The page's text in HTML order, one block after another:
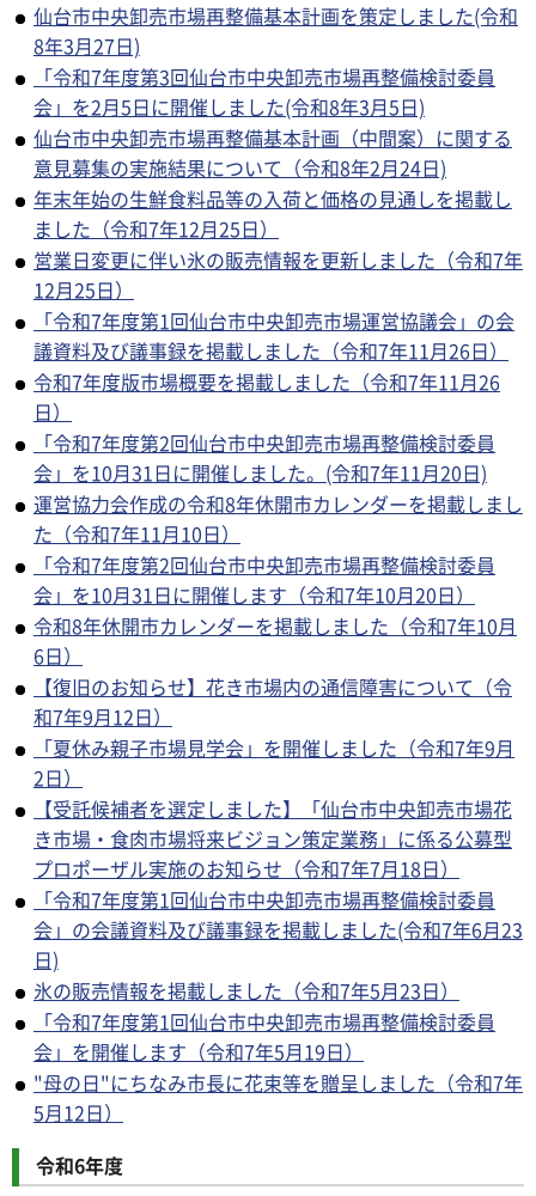
仙台市中央卸売市場再整備基本計画を策定しました(令和
8年3月27日)
「令和7年度第3回仙台市中央卸売市場再整備検討委員
会」を2月5日に開催しました(令和8年3月5日)
仙台市中央卸売市場再整備基本計画（中間案）に関する
意見募集の実施結果について（令和8年2月24日)
年末年始の生鮮食料品等の入荷と価格の見通しを掲載し
ました（令和7年12月25日）
営業日変更に伴い氷の販売情報を更新しました（令和7年
12月25日）
「令和7年度第1回仙台市中央卸売市場運営協議会」の会
議資料及び議事録を掲載しました（令和7年11月26日）
令和7年度版市場概要を掲載しました（令和7年11月26
日）
「令和7年度第2回仙台市中央卸売市場再整備検討委員
会」を10月31日に開催しました。(令和7年11月20日)
運営協力会作成の令和8年休開市カレンダーを掲載しまし
た（令和7年11月10日）
「令和7年度第2回仙台市中央卸売市場再整備検討委員
会」を10月31日に開催します（令和7年10月20日）
令和8年休開市カレンダーを掲載しました（令和7年10月
6日）
【復旧のお知らせ】花き市場内の通信障害について（令
和7年9月12日）
「夏休み親子市場見学会」を開催しました（令和7年9月
2日）
【受託候補者を選定しました】「仙台市中央卸売市場花
き市場・食肉市場将来ビジョン策定業務」に係る公募型
プロポーザル実施のお知らせ（令和7年7月18日）
「令和7年度第1回仙台市中央卸売市場再整備検討委員
会」の会議資料及び議事録を掲載しました(令和7年6月23
日)
氷の販売情報を掲載しました（令和7年5月23日）
「令和7年度第1回仙台市中央卸売市場再整備検討委員
会」を開催します（令和7年5月19日）
"母の日"にちなみ市長に花束等を贈呈しました（令和7年
5月12日）
令和6年度